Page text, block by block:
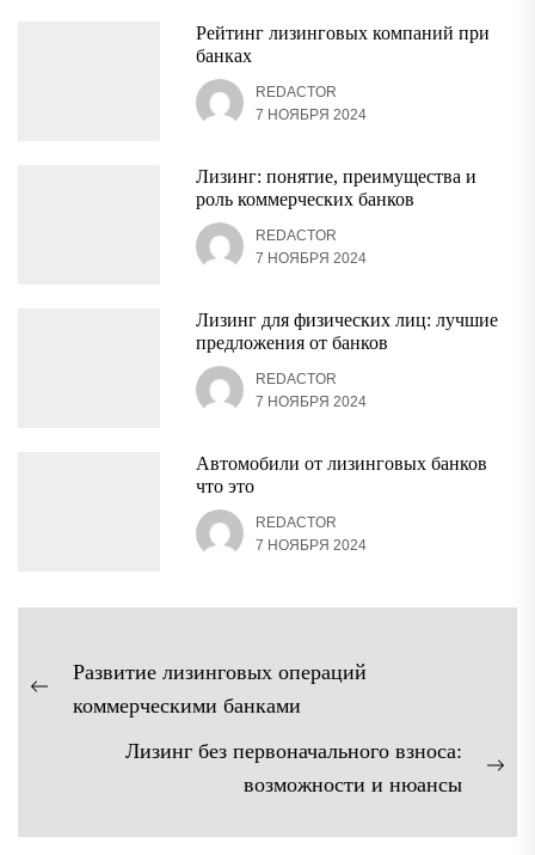
Рейтинг лизинговых компаний при
банках
REDACTOR
7 НОЯБРЯ 2024
Лизинг: понятие, преимущества и
роль коммерческих банков
REDACTOR
7 НОЯБРЯ 2024
Лизинг для физических лиц: лучшие
предложения от банков
REDACTOR
7 НОЯБРЯ 2024
Автомобили от лизинговых банков
что это
REDACTOR
7 НОЯБРЯ 2024
Навигация
по
записям
Предыдущая
Развитие лизинговых операций
коммерческими банками
Лизинг без первоначального взноса:
возможности и нюансы